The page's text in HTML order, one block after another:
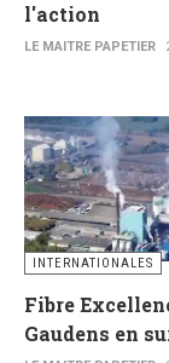
l'action
LE MAITRE PAPETIER
INTERNATIONALES
Fibre
Gaudens en